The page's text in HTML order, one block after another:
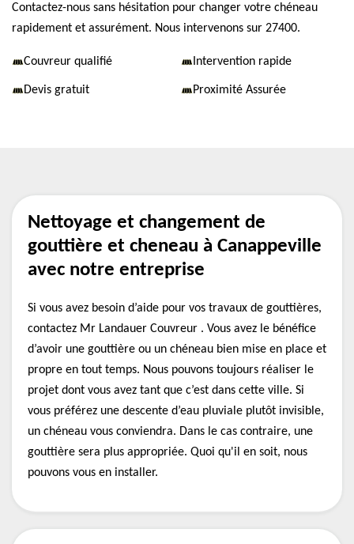
Contactez-nous sans hésitation pour changer votre chéneau
rapidement et assurément. Nous intervenons sur 27400.
Couvreur qualifié Intervention rapide
Devis gratuit Proximité Assurée
Nettoyage et changement de
gouttière et cheneau à Canappeville
avec notre entreprise
Si vous avez besoin d’aide pour vos travaux de gouttières,
contactez Mr Landauer Couvreur . Vous avez le bénéfice
d’avoir une gouttière ou un chéneau bien mise en place et
propre en tout temps. Nous pouvons toujours réaliser le
projet dont vous avez tant que c’est dans cette ville. Si
vous préférez une descente d’eau pluviale plutôt invisible,
un chéneau vous conviendra. Dans le cas contraire, une
gouttière sera plus appropriée. Quoi qu'il en soit, nous
pouvons vous en installer.